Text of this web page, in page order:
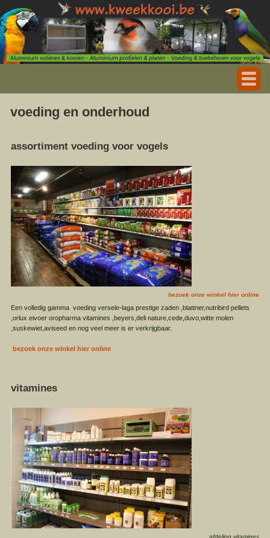
voeding en onderhoud
assortiment voeding voor vogels
bezoek onze winkel hier online
Een volledig gamma voeding versele-laga prestige zaden ,blattner,nutribird pellets
,orlux eivoer oropharma vitamines ,beyers,deli nature,cede,duvo,witte molen
,suskewiet,aviseed en nog veel meer is er verkrijgbaar.
bezoek onze winkel hier online
vitamines
afdeling vitamines